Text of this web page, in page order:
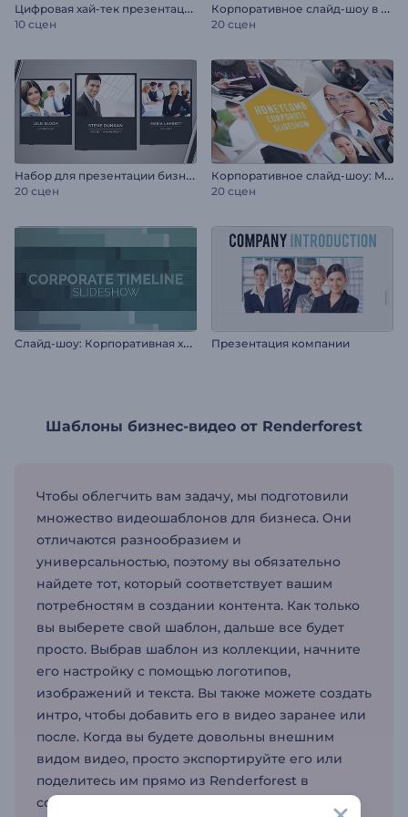
Ц
ифровая хай-тек презентация
10 сцен
К
орпоративное слайд-шоу в стиле диджитал
20 сцен
Н
абор для презентации бизнеса
20 сцен
К
орпоративное слайд-шоу: Mедовые соты
20 сцен
С
лайд-шоу: Корпоративная хронология Презентация компании
Шаблоны бизнес-видео от Renderforest
Чтобы облегчить вам задачу, мы подготовили
множество видеошаблонов для бизнеса. Они
отличаются разнообразием и
универсальностью, поэтому вы обязательно
найдете тот, который соответствует вашим
потребностям в создании контента. Как только
вы выберете свой шаблон, дальше все будет
просто. Выбрав шаблон из коллекции, начните
его настройку с помощью логотипов,
изображений и текста. Вы также можете создать
интро, чтобы добавить его в видео заранее или
после. Когда вы будете довольны внешним
видом видео, просто экспортируйте его или
поделитесь им прямо из Renderforest в
социальных сетях. Шаблоны бизнес-видео